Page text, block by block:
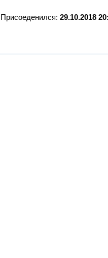
Присоеденился: 29.10.2018